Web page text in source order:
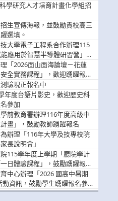
學研究人才培育計畫化學組招
生宣傳海報，並鼓勵貴校高三
選填。
大學電子工程系合作辦理115
應用於智慧半導體研習營」，
「2026面山面海論壇－花蓮
全實務課程」，歡迎踴躍報名
驗現正報名中
年度台語片影史，歡迎歷史科
參加
前教育署辦理116年度高級中
畫」，鼓勵教師踴躍報名
辦理「116年大學及技專校院
長說明會」
115學年度上學期「廳院學計
日體驗課程」，鼓勵踴躍報名
中心辦理「2026 國高中暑期
資訊，鼓勵學生踴躍報名參